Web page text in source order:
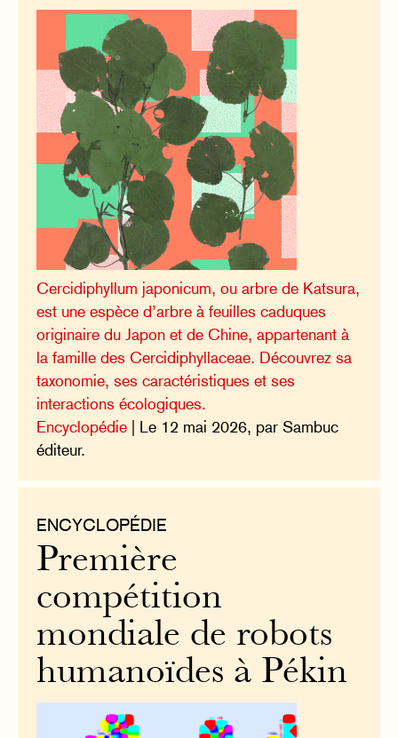
Cercidiphyllum japonicum, ou arbre de Katsura,
est une espèce d’arbre à feuilles caduques
originaire du Japon et de Chine, appartenant à
la famille des Cercidiphyllaceae. Découvrez sa
taxonomie, ses caractéristiques et ses
interactions écologiques.
Encyclopédie | Le 12 mai 2026, par Sambuc
éditeur.
ENCYCLOPÉDIE
Première
compétition
mondiale de robots
humanoïdes à Pékin